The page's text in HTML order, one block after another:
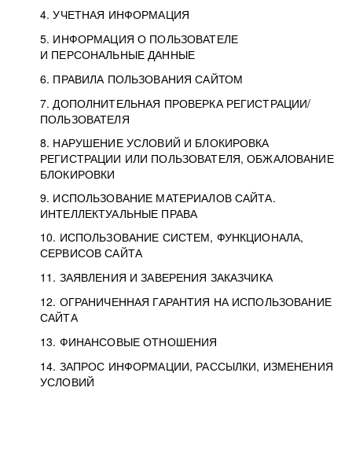
4. УЧЕТНАЯ ИНФОРМАЦИЯ
5. ИНФОРМАЦИЯ О ПОЛЬЗОВАТЕЛЕ
И ПЕРСОНАЛЬНЫЕ ДАННЫЕ
6. ПРАВИЛА ПОЛЬЗОВАНИЯ САЙТОМ
7. ДОПОЛНИТЕЛЬНАЯ ПРОВЕРКА РЕГИСТРАЦИИ/
ПОЛЬЗОВАТЕЛЯ
8. НАРУШЕНИЕ УСЛОВИЙ И БЛОКИРОВКА
РЕГИСТРАЦИИ ИЛИ ПОЛЬЗОВАТЕЛЯ, ОБЖАЛОВАНИЕ
БЛОКИРОВКИ
9. ИСПОЛЬЗОВАНИЕ МАТЕРИАЛОВ САЙТА.
ИНТЕЛЛЕКТУАЛЬНЫЕ ПРАВА
10. ИСПОЛЬЗОВАНИЕ СИСТЕМ, ФУНКЦИОНАЛА,
СЕРВИСОВ САЙТА
11. ЗАЯВЛЕНИЯ И ЗАВЕРЕНИЯ ЗАКАЗЧИКА
12. ОГРАНИЧЕННАЯ ГАРАНТИЯ НА ИСПОЛЬЗОВАНИЕ
САЙТА
13. ФИНАНСОВЫЕ ОТНОШЕНИЯ
14. ЗАПРОС ИНФОРМАЦИИ, РАССЫЛКИ, ИЗМЕНЕНИЯ
УСЛОВИЙ